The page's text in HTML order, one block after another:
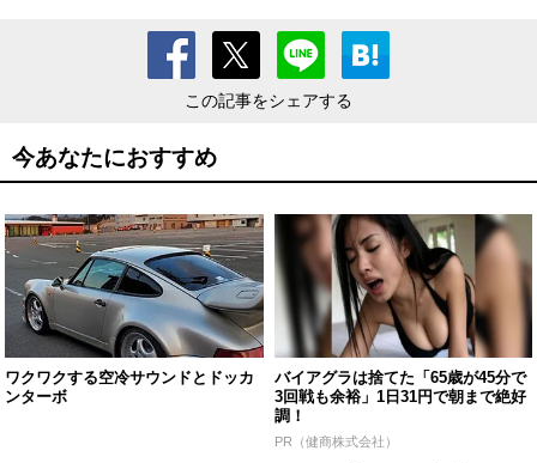
この記事をシェアする
今あなたにおすすめ
ワクワクする空冷サウンドとドッカ
ンターボ
バイアグラは捨てた「65歳が45分で
3回戦も余裕」1日31円で朝まで絶好
調！
PR（健商株式会社）